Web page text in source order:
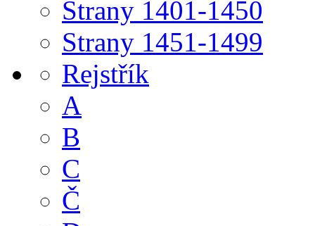
Strany 1401-1450
Strany 1451-1499
Rejstřík
A
B
C
Č